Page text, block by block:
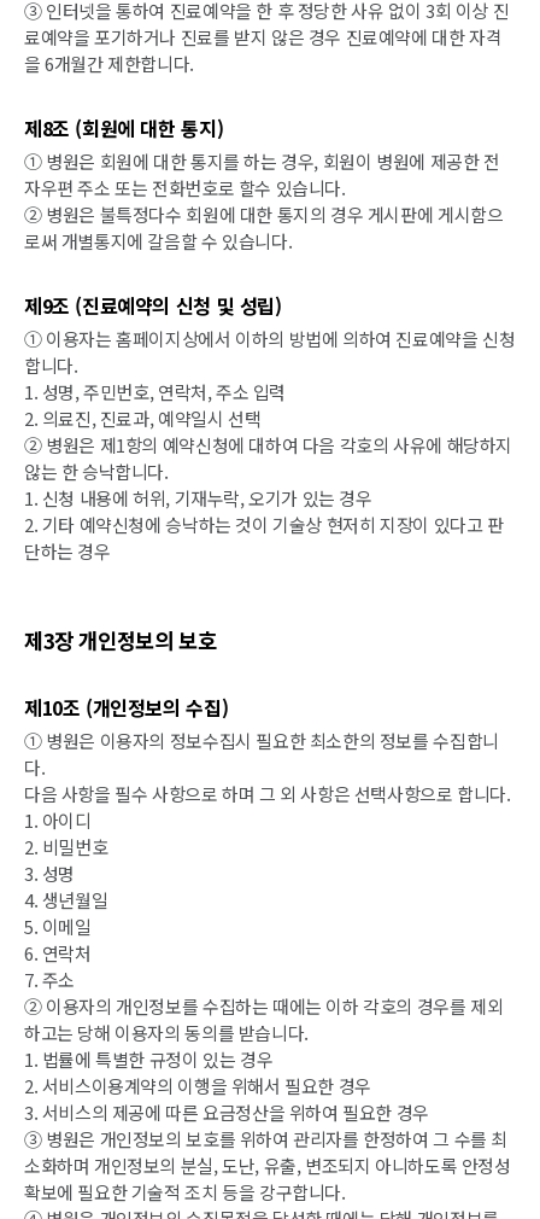
③ 인터넷을 통하여 진료예약을 한 후 정당한 사유 없이 3회 이상 진
료예약을 포기하거나 진료를 받지 않은 경우 진료예약에 대한 자격
을 6개월간 제한합니다.
제8조 (회원에 대한 통지)
① 병원은 회원에 대한 통지를 하는 경우, 회원이 병원에 제공한 전
자우편 주소 또는 전화번호로 할수 있습니다.
② 병원은 불특정다수 회원에 대한 통지의 경우 게시판에 게시함으
로써 개별통지에 갈음할 수 있습니다.
제9조 (진료예약의 신청 및 성립)
① 이용자는 홈페이지상에서 이하의 방법에 의하여 진료예약을 신청
합니다.
1. 성명, 주민번호, 연락처, 주소 입력
2. 의료진, 진료과, 예약일시 선택
② 병원은 제1항의 예약신청에 대하여 다음 각호의 사유에 해당하지
않는 한 승낙합니다.
1. 신청 내용에 허위, 기재누락, 오기가 있는 경우
2. 기타 예약신청에 승낙하는 것이 기술상 현저히 지장이 있다고 판
단하는 경우
제3장 개인정보의 보호
제10조 (개인정보의 수집)
① 병원은 이용자의 정보수집시 필요한 최소한의 정보를 수집합니
다.
다음 사항을 필수 사항으로 하며 그 외 사항은 선택사항으로 합니다.
1. 아이디
2. 비밀번호
3. 성명
4. 생년월일
5. 이메일
6. 연락처
7. 주소
② 이용자의 개인정보를 수집하는 때에는 이하 각호의 경우를 제외
하고는 당해 이용자의 동의를 받습니다.
1. 법률에 특별한 규정이 있는 경우
2. 서비스이용계약의 이행을 위해서 필요한 경우
3. 서비스의 제공에 따른 요금정산을 위하여 필요한 경우
③ 병원은 개인정보의 보호를 위하여 관리자를 한정하여 그 수를 최
소화하며 개인정보의 분실, 도난, 유출, 변조되지 아니하도록 안정성
확보에 필요한 기술적 조치 등을 강구합니다.